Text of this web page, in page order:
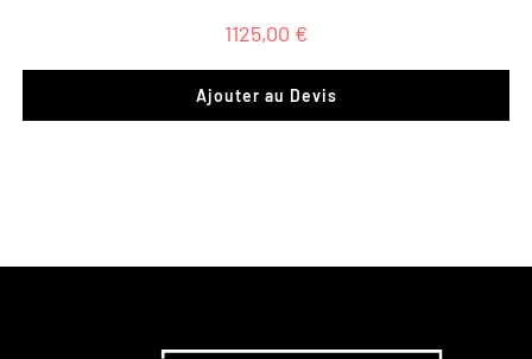
1125,00 €
Ajouter au Devis